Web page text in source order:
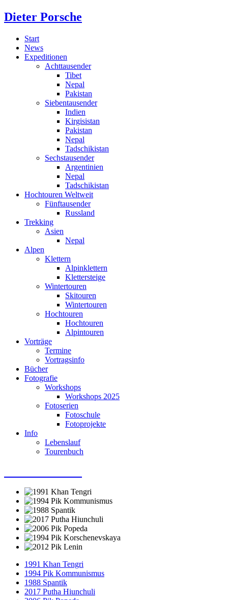
Dieter Porsche
Start
News
Expeditionen
Achttausender
Tibet
Nepal
Pakistan
Siebentausender
Indien
Kirgisistan
Pakistan
Nepal
Tadschikistan
Sechstausender
Argentinien
Nepal
Tadschikistan
Hochtouren Weltweit
Fünftausender
Russland
Trekking
Asien
Nepal
Alpen
Klettern
Alpinklettern
Klettersteige
Wintertouren
Skitouren
Wintertouren
Hochtouren
Hochtouren
Alpintouren
Vorträge
Termine
Vortragsinfo
Bücher
Fotografie
Workshops
Workshops 2025
Fotoserien
Fotoschule
Fotoprojekte
Info
Lebenslauf
Tourenbuch
1991 Khan Tengri
1994 Pik Kommunismus
1988 Spantik
2017 Putha Hiunchuli